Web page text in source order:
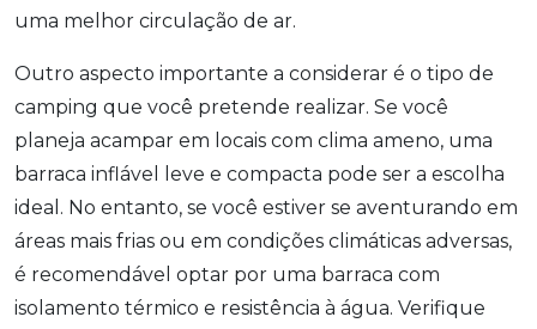
uma melhor circulação de ar.
Outro aspecto importante a considerar é o tipo de
camping que você pretende realizar. Se você
planeja acampar em locais com clima ameno, uma
barraca inflável leve e compacta pode ser a escolha
ideal. No entanto, se você estiver se aventurando em
áreas mais frias ou em condições climáticas adversas,
é recomendável optar por uma barraca com
isolamento térmico e resistência à água. Verifique